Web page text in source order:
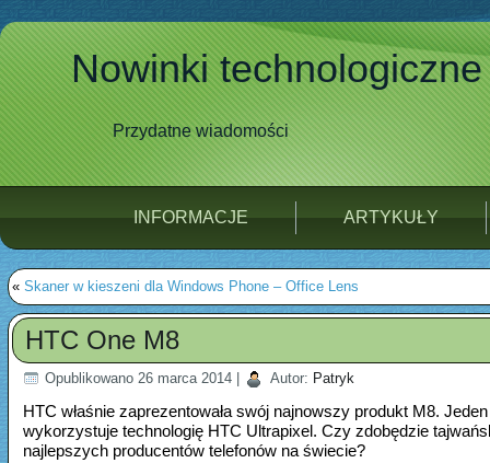
Nowinki technologiczne
Przydatne wiadomości
INFORMACJE ARTYKUŁY
« Skaner w kieszeni dla Windows Phone – Office Lens
HTC One M8
Opublikowano 26 marca 2014 Autor: Patryk
HTC właśnie zaprezentowała swój najnowszy produkt M8.
wykorzystuje technologię HTC Ultrapixel. Czy zdobędzie
najlepszych producentów telefonów na świecie?